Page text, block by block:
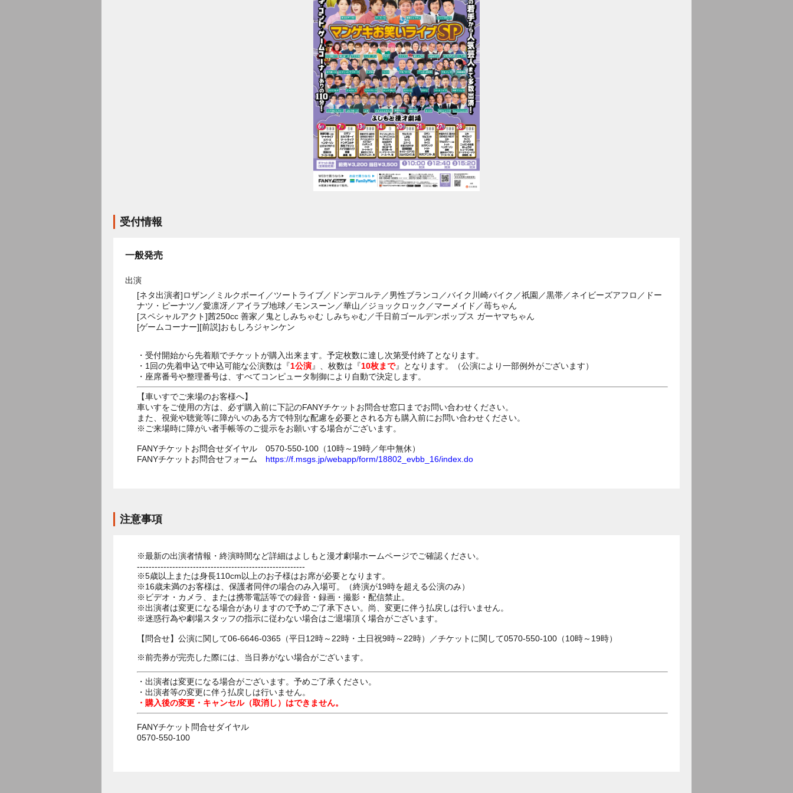
受付情報
一般発売
出演
[ネタ出演者]ロザン／ミルクボーイ／ツートライブ／ドンデコルテ／男性ブランコ／バイク川崎バイク／祇園／黒帯／ネイビーズアフロ／ドー
ナツ・ピーナツ／愛凛冴／アイラブ地球／モンスーン／華山／ジョックロック／マーメイド／苺ちゃん
[スペシャルアクト]茜250cc 善家／鬼としみちゃむ しみちゃむ／千日前ゴールデンポップス ガーヤマちゃん
[ゲームコーナー][前説]おもしろジャンケン
・受付開始から先着順でチケットが購入出来ます。予定枚数に達し次第受付終了となります。
・1回の先着申込で申込可能な公演数は『1公演』、枚数は『10枚まで』となります。（公演により一部例外がございます）
・座席番号や整理番号は、すべてコンピュータ制御により自動で決定します。
【車いすでご来場のお客様へ】
車いすをご使用の方は、必ず購入前に下記のFANYチケットお問合せ窓口までお問い合わせください。
また、視覚や聴覚等に障がいのある方で特別な配慮を必要とされる方も購入前にお問い合わせください。
※ご来場時に障がい者手帳等のご提示をお願いする場合がございます。
FANYチケットお問合せダイヤル 0570-550-100（10時～19時／年中無休）
FANYチケットお問合せフォーム https://f.msgs.jp/webapp/form/18802_evbb_16/index.do
注意事項
※最新の出演者情報・終演時間など詳細はよしもと漫才劇場ホームページでご確認ください。
---------------------------------------------------------
※5歳以上または身長110cm以上のお子様はお席が必要となります。
※16歳未満のお客様は、保護者同伴の場合のみ入場可。（終演が19時を超える公演のみ）
※ビデオ・カメラ、または携帯電話等での録音・録画・撮影・配信禁止。
※出演者は変更になる場合がありますので予めご了承下さい。尚、変更に伴う払戻しは行いません。
※迷惑行為や劇場スタッフの指示に従わない場合はご退場頂く場合がございます。
【問合せ】公演に関して06-6646-0365（平日12時～22時・土日祝9時～22時）／チケットに関して0570-550-100（10時～19時）
※前売券が完売した際には、当日券がない場合がございます。
・出演者は変更になる場合がございます。予めご了承ください。
・出演者等の変更に伴う払戻しは行いません。
・購入後の変更・キャンセル（取消し）はできません。
FANYチケット問合せダイヤル
0570-550-100